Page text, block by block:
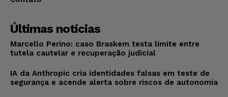
Últimas notícias
Marcello Perino: caso Braskem testa limite entre
tutela cautelar e recuperação judicial
IA da Anthropic cria identidades falsas em teste de
segurança e acende alerta sobre riscos de autonomia